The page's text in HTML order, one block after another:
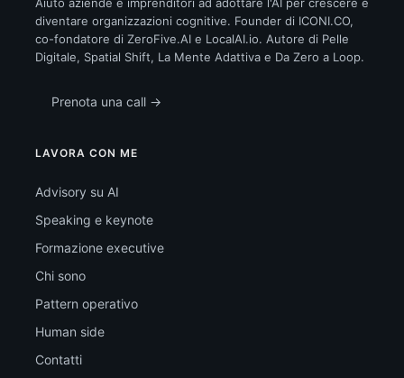
diventare organizzazioni cognitive. Founder di ICONI.CO,
co-fondatore di ZeroFive.AI e LocalAI.io. Autore di Pelle
Digitale, Spatial Shift, La Mente Adattiva e Da Zero a Loop.
Prenota una call →
LAVORA CON ME
Advisory su AI
Speaking e keynote
Formazione executive
Chi sono
Pattern operativo
Human side
Contatti